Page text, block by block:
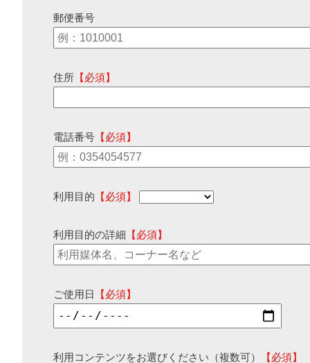
郵便番号
住所 【必須】
電話番号 【必須】
利用目的 【必須】
利用目的の詳細 【必須】
ご使用日 【必須】
利用コンテンツをお選びください（複数可）
【必須】